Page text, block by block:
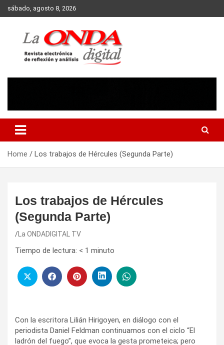
Skip
to
sábado, agosto 8, 2026
Home Los trabajos de Hércules (Segunda Parte)
Los trabajos de Hércules
(Segunda Parte)
La ONDADIGITAL TV
Tiempo de lectura: < 1 minuto
Con la escritora Lilián Hirigoyen, en diálogo con el
periodista Daniel Feldman continuamos con el ciclo “El
ladrón del fuego”, que evoca la gesta prometeica; pero